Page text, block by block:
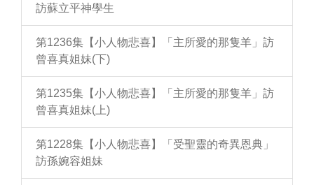
訪蘇立平神學生
第1236集【小人物悲喜】「主所愛的那隻羊」訪
曾喜真姐妹(下)
第1235集【小人物悲喜】「主所愛的那隻羊」訪
曾喜真姐妹(上)
第1228集【小人物悲喜】「受聖靈的奇異恩典」
訪孫婉容姐妹